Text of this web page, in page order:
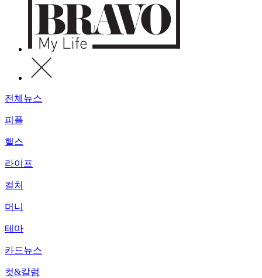
전체뉴스
피플
헬스
라이프
컬처
머니
테마
카드뉴스
컷&칼럼